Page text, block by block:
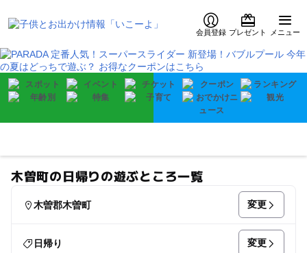
会員登録 プレゼント メニュー
木曽町の日帰りの遊ぶところ一覧
木曽郡木曽町 変更
日帰り 変更